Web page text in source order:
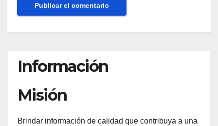
Información
Misión
Brindar información de calidad que contribuya a una